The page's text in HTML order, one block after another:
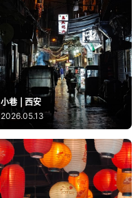
小巷 | 西安
2026.05.13